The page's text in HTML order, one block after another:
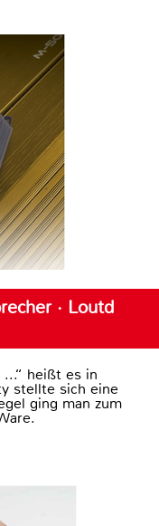
· Loutd
heißt es in
stellte sich eine
ging man zum